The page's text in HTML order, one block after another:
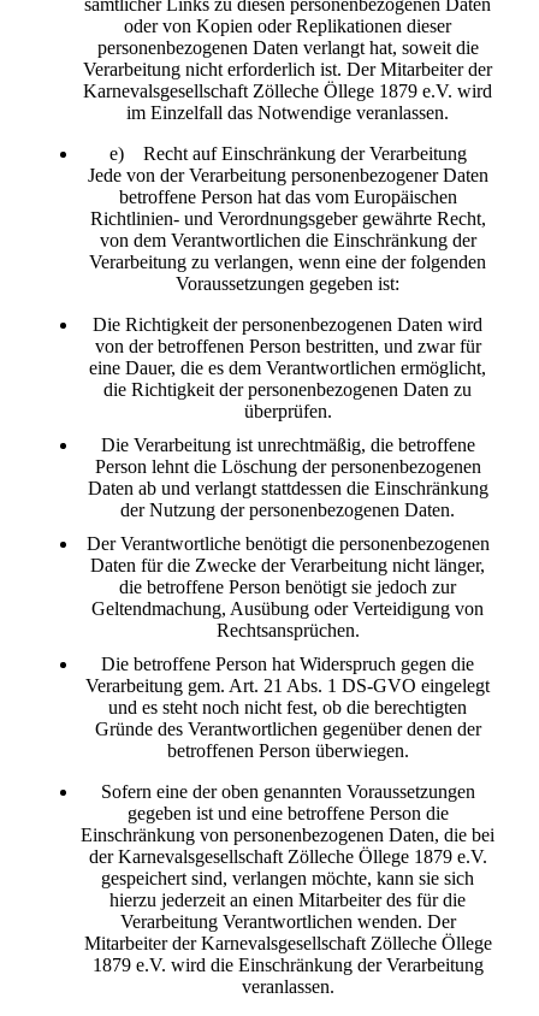
sämtlicher Links zu diesen personenbezogenen Daten
oder von Kopien oder Replikationen dieser
personenbezogenen Daten verlangt hat, soweit die
Verarbeitung nicht erforderlich ist. Der Mitarbeiter der
Karnevalsgesellschaft Zölleche Öllege 1879 e.V. wird
im Einzelfall das Notwendige veranlassen.
e) Recht auf Einschränkung der Verarbeitung
Jede von der Verarbeitung personenbezogener Daten
betroffene Person hat das vom Europäischen
Richtlinien- und Verordnungsgeber gewährte Recht,
von dem Verantwortlichen die Einschränkung der
Verarbeitung zu verlangen, wenn eine der folgenden
Voraussetzungen gegeben ist:
Die Richtigkeit der personenbezogenen Daten wird
von der betroffenen Person bestritten, und zwar für
eine Dauer, die es dem Verantwortlichen ermöglicht,
die Richtigkeit der personenbezogenen Daten zu
überprüfen.
Die Verarbeitung ist unrechtmäßig, die betroffene
Person lehnt die Löschung der personenbezogenen
Daten ab und verlangt stattdessen die Einschränkung
der Nutzung der personenbezogenen Daten.
Der Verantwortliche benötigt die personenbezogenen
Daten für die Zwecke der Verarbeitung nicht länger,
die betroffene Person benötigt sie jedoch zur
Geltendmachung, Ausübung oder Verteidigung von
Rechtsansprüchen.
Die betroffene Person hat Widerspruch gegen die
Verarbeitung gem. Art. 21 Abs. 1 DS-GVO eingelegt
und es steht noch nicht fest, ob die berechtigten
Gründe des Verantwortlichen gegenüber denen der
betroffenen Person überwiegen.
Sofern eine der oben genannten Voraussetzungen
gegeben ist und eine betroffene Person die
Einschränkung von personenbezogenen Daten, die bei
der Karnevalsgesellschaft Zölleche Öllege 1879 e.V.
gespeichert sind, verlangen möchte, kann sie sich
hierzu jederzeit an einen Mitarbeiter des für die
Verarbeitung Verantwortlichen wenden. Der
Mitarbeiter der Karnevalsgesellschaft Zölleche Öllege
1879 e.V. wird die Einschränkung der Verarbeitung
veranlassen.